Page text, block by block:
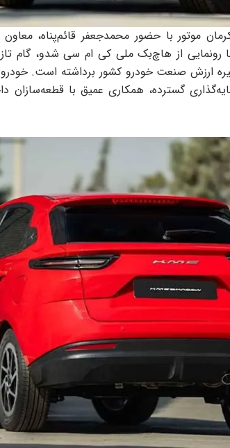
موتور با حضور محمدجعفر قائم‌پناه،
رونمایی از هاچ‌بک ملی کی ام سی شدو، گام
ارزش صنعت خودرو کشور برداشته است.
گسترده، همکاری عمیق با قطعه‌سازان